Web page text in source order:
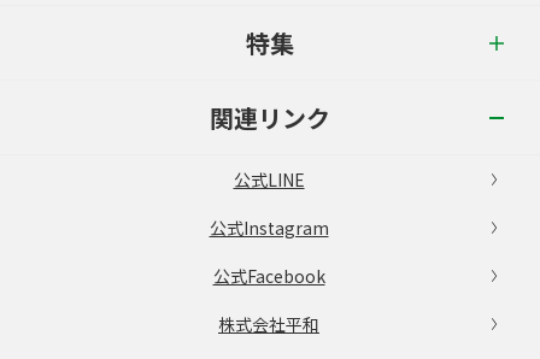
特集
関連リンク
公式LINE
公式Instagram
公式Facebook
株式会社平和